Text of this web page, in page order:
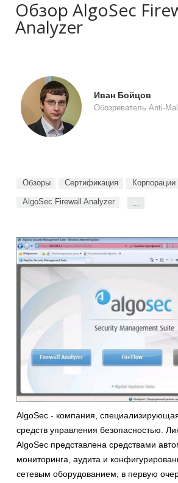
Обзор AlgoSec
Analyzer
Иван Бойцов
Обозреватель Anti-
Обзоры Сертификация Корпорации
AlgoSec Firewall Analyzer ...
AlgoSec - компания,
средств управления безопасностью.
AlgoSec представлена средствами
мониторинга, аудита и
сетевым оборудованием, в первую